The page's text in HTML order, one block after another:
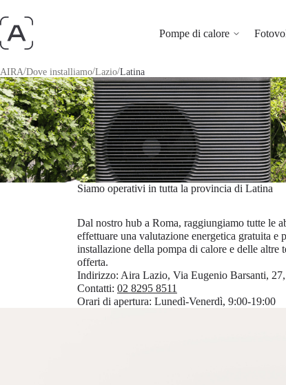
Pompe di calore
AIRA/Dove installiamo/Lazio/Latina
Siamo operativi in tutta la provincia di Latina
Dal nostro hub a Roma, raggiungiamo tutte le
effettuare una valutazione energetica gratuita e
installazione della pompa di calore e delle altre
offerta.
Indirizzo: Aira Lazio, Via Eugenio Barsanti,
Contatti: 02 8295 8511
Orari di apertura: Lunedì-Venerdì, 9:00-19:00